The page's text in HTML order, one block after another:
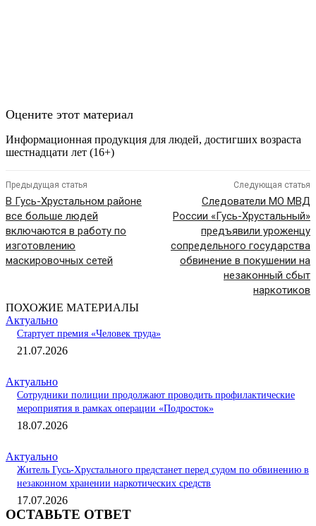
Оцените этот материал
Информационная продукция для людей, достигших возраста
шестнадцати лет (16+)
Предыдущая статья
В Гусь-Хрустальном районе
все больше людей
включаются в работу по
изготовлению
маскировочных сетей
Следующая статья
Следователи МО МВД
России «Гусь-Хрустальный»
предъявили уроженцу
сопредельного государства
обвинение в покушении на
незаконный сбыт
наркотиков
ПОХОЖИЕ МАТЕРИАЛЫ
Актуально
Стартует премия «Человек труда»
21.07.2026
Актуально
Сотрудники полиции продолжают проводить профилактические
мероприятия в рамках операции «Подросток»
18.07.2026
Актуально
Житель Гусь-Хрустального предстанет перед судом по обвинению в
незаконном хранении наркотических средств
17.07.2026
ОСТАВЬТЕ ОТВЕТ